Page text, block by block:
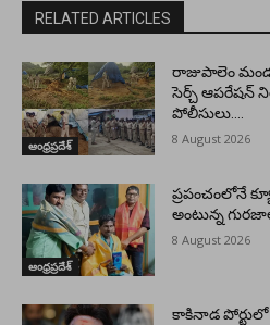
RELATED ARTICLES
ఆంధ్రప్రదేశ్
రాజుపాలెం
సెర్చ్ ఆపరేషన్
పోలీసులు….
8 August 2026
ఆంధ్రప్రదేశ్
ప్రపంచంలోనే
అంటున్న
8 August 2026
కాకినాడ పోర్టులో